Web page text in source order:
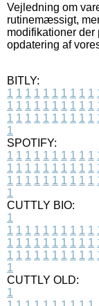
Vejledning om
rutinemæssigt,
modifikationer der
opdatering af
BITLY:
1 1 1 1 1 1 1 1 1 1
1 1 1 1 1 1 1 1 1 1
1 1 1 1 1 1 1 1 1 1
1
SPOTIFY:
1 1 1 1 1 1 1 1 1 1
1 1 1 1 1 1 1 1 1 1
1 1 1 1 1 1 1 1 1 1
1
CUTTLY BIO:
1
1 1 1 1 1 1 1 1 1 1
1 1 1 1 1 1 1 1 1 1
1 1 1 1 1 1 1 1 1 1
1
CUTTLY OLD:
1